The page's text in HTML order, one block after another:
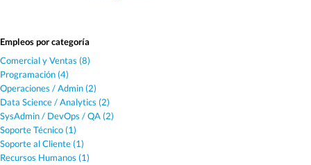
Empleos por categoría
Comercial y Ventas (8)
Programación (4)
Operaciones / Admin (2)
Data Science / Analytics (2)
SysAdmin / DevOps / QA (2)
Soporte Técnico (1)
Soporte al Cliente (1)
Recursos Humanos (1)